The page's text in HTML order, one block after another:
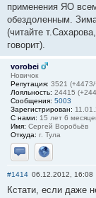
применения ЯО
обездоленным.
(читайте
говорит).
vorobei
Новичок
Репутация: 3521
Лояльность: 24415
Сообщения: 5003
Зарегистрирован:
С нами: 15 лет 6
Имя: Сергей Воробьёв
Откуда: г. Тула
Отправить
Сайт
#1414 06.12.2012, 16:08
Кстати, если даже